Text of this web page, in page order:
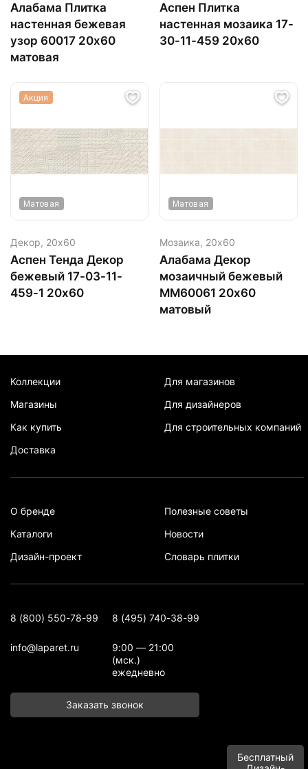
Алабама Плитка
настенная бежевая
узор 60017 20х60
матовая
Аспен Плитка
настенная мозаика 17-
30-11-459 20х60
Акция
Матовая
Декор, 20х60
Аспен Тенда Декор
бежевый 17-03-11-
459-1 20х60
Матовая
Мозаика, 20х60
Алабама Декор
мозаичный бежевый
ММ60061 20х60
матовый
Коллекции
Магазины
Как купить
Доставка
Для магазинов
Для дизайнеров
Для строительных компаний
О бренде
Каталоги
Дизайн-проект
Полезные советы
Новости
Словарь плитки
8 (800) 550-78-99 8 (495) 740-38-99
info@laparet.ru
9:00 — 21:00
(мск.)
ежедневно
Заказать звонок
Бесплатный